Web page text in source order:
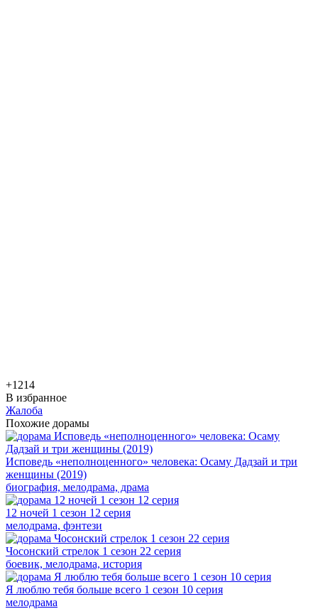
+1214
В избранное
Жалоба
Похожие дорамы
Исповедь «неполноценного» человека: Осаму Дадзай и три
женщины (2019)
биография, мелодрама, драма
12 ночей 1 сезон 12 серия
мелодрама, фэнтези
Чосонский стрелок 1 сезон 22 серия
боевик, мелодрама, история
Я люблю тебя больше всего 1 сезон 10 серия
мелодрама